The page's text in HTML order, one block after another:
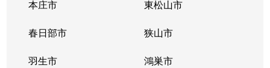
本庄市 東松山市
春日部市 狭山市
羽生市 鴻巣市